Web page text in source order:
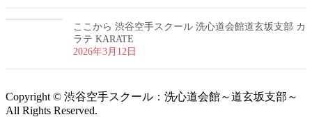
ここから 渋谷空手スクール 洗心道会館道玄坂支部 カ
ラテ KARATE
2026年3月12日
Copyright © 渋谷空手スクール：洗心道会館～道玄坂支部～
All Rights Reserved.